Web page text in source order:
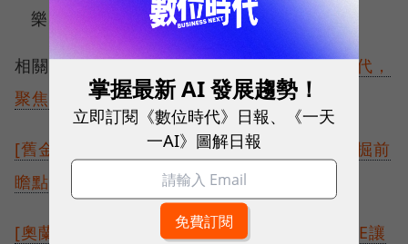
樂、能源及機器對機器的運作。
相關新聞：[舊金山現場]思科擘畫萬物聯網時代，
聚焦發展新服務與商業模式
[舊金山現場]思科鼓勵創新，成立科技基金挖掘前
瞻點子
[奧蘭多現場]全球14兆美元商機崛起，思科IoE讓
掌握最新 AI 發展趨勢！
立即訂閱《數位時代》日報、《一天
一AI》圖解日報